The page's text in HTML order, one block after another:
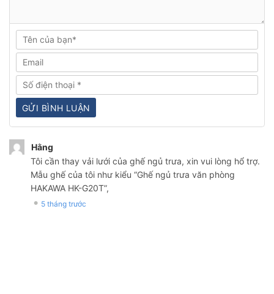
Hằng
Tôi cần thay vải lưới của ghế ngủ trưa, xin vui lòng hổ trợ.
Mẫu ghế của tôi như kiểu “Ghế ngủ trưa văn phòng
HAKAWA HK-G20T”,
● 5 tháng trước